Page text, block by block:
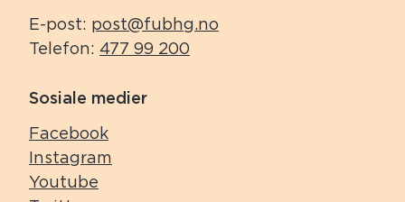
E-post: post@fubhg.no
Telefon: 477 99 200
Sosiale medier
Facebook
Instagram
Youtube